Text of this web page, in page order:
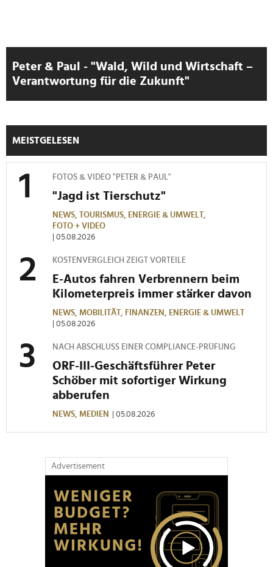
Peter & Paul - "Wald, Wild und Wirtschaft –
Verantwortung für die Zukunft"
MEISTGELESEN
FOTOS & VIDEO "PETER & PAUL"
"Jagd ist Tierschutz"
NEWS, TOURISMUS, ENERGIE & UMWELT,
FOTO + VIDEO
| 05.08.2026
KOSTENVERGLEICH ZEIGT VORTEILE
E-Autos fahren Verbrennern beim
Kilometerpreis immer stärker davon
NEWS, MOBILITÄT, FINANZEN, ENERGIE & UMWELT
| 05.08.2026
NACH ABSCHLUSS EINER COMPLIANCE-PRÜFUNG
ORF-III-Geschäftsführer Peter
Schöber mit sofortiger Wirkung
abberufen
NEWS, MEDIEN | 05.08.2026
Advertisement